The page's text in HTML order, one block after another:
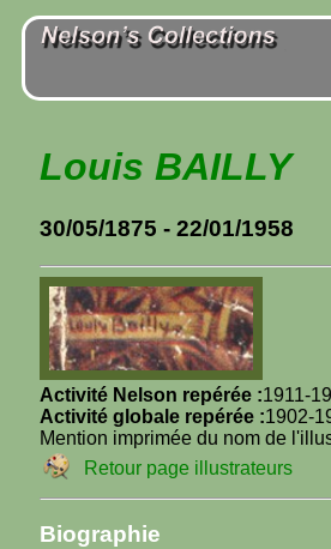
Louis BAILLY
30/05/1875 - 22/01/1958
Activité Nelson repérée :1911-
Activité globale repérée :1902-
Mention imprimée du nom de
Retour page illustrateurs
Biographie